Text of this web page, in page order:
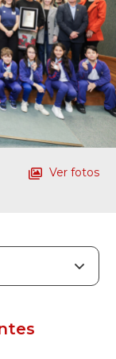
Ver fotos